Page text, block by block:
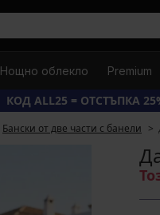
Нощно облекло Premium
КОД ALL25 = ОТСТЪПКА
Бански от две части с банели